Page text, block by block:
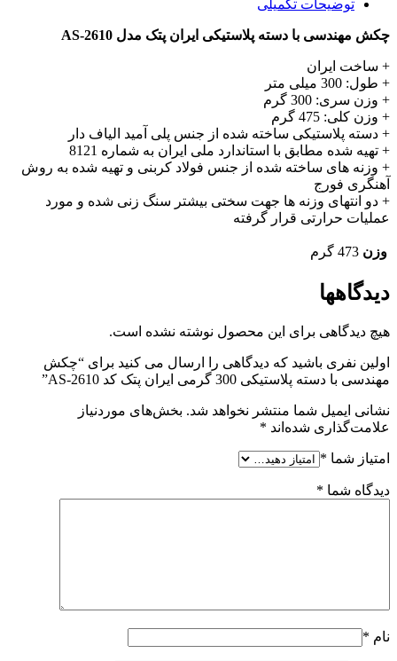
توضیحات تکمیلی
چکش مهندسی با دسته پلاستیکی ایران پتک مدل AS-2610
+ ساخت ایران
+ طول: 300 میلی متر
+ وزن سری: 300 گرم
+ وزن کلی: 475 گرم
+ دسته پلاستیکی ساخته شده از جنس پلی آمید الیاف دار
+ تهیه شده مطابق با استاندارد ملی ایران به شماره 8121
+ وزنه های ساخته شده از جنس فولاد کربنی و تهیه شده به روش
آهنگری فورج
+ دو انتهای وزنه ها جهت سختی بیشتر سنگ زنی شده و مورد
عملیات حرارتی قرار گرفته
وزن 473 گرم
دیدگاهها
هیچ دیدگاهی برای این محصول نوشته نشده است.
اولین نفری باشید که دیدگاهی را ارسال می کنید برای “چکش
مهندسی با دسته پلاستیکی 300 گرمی ایران پتک کد AS-2610”
نشانی ایمیل شما منتشر نخواهد شد. بخش‌های موردنیاز
علامت‌گذاری شده‌اند *
امتیاز شما *
دیدگاه شما *
نام *